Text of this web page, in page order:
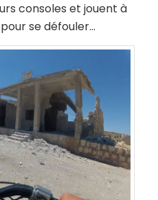
consoles et jouent à
se défouler…